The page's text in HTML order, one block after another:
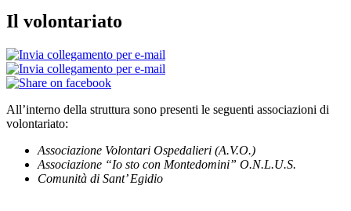
Il volontariato
All’interno della struttura sono presenti le seguenti associazioni di
volontariato:
Associazione Volontari Ospedalieri (A.V.O.)
Associazione “Io sto con Montedomini” O.N.L.U.S.
Comunità di Sant’ Egidio